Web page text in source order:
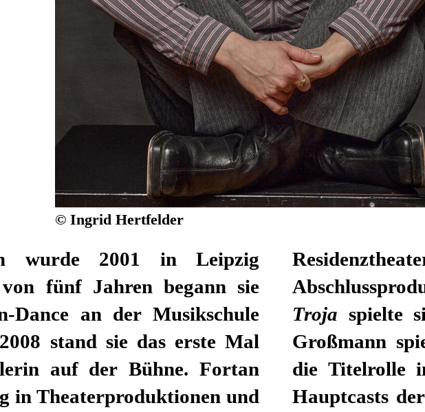
© Ingrid Hertfelder
wurde 2001 in Leipzig
fünf Jahren begann sie
Dance an der Musikschule
stand sie das erste Mal
auf der Bühne. Fortan
in Theaterproduktionen und
Troja spielte
Großmann
die Titelrolle
Hauptcasts